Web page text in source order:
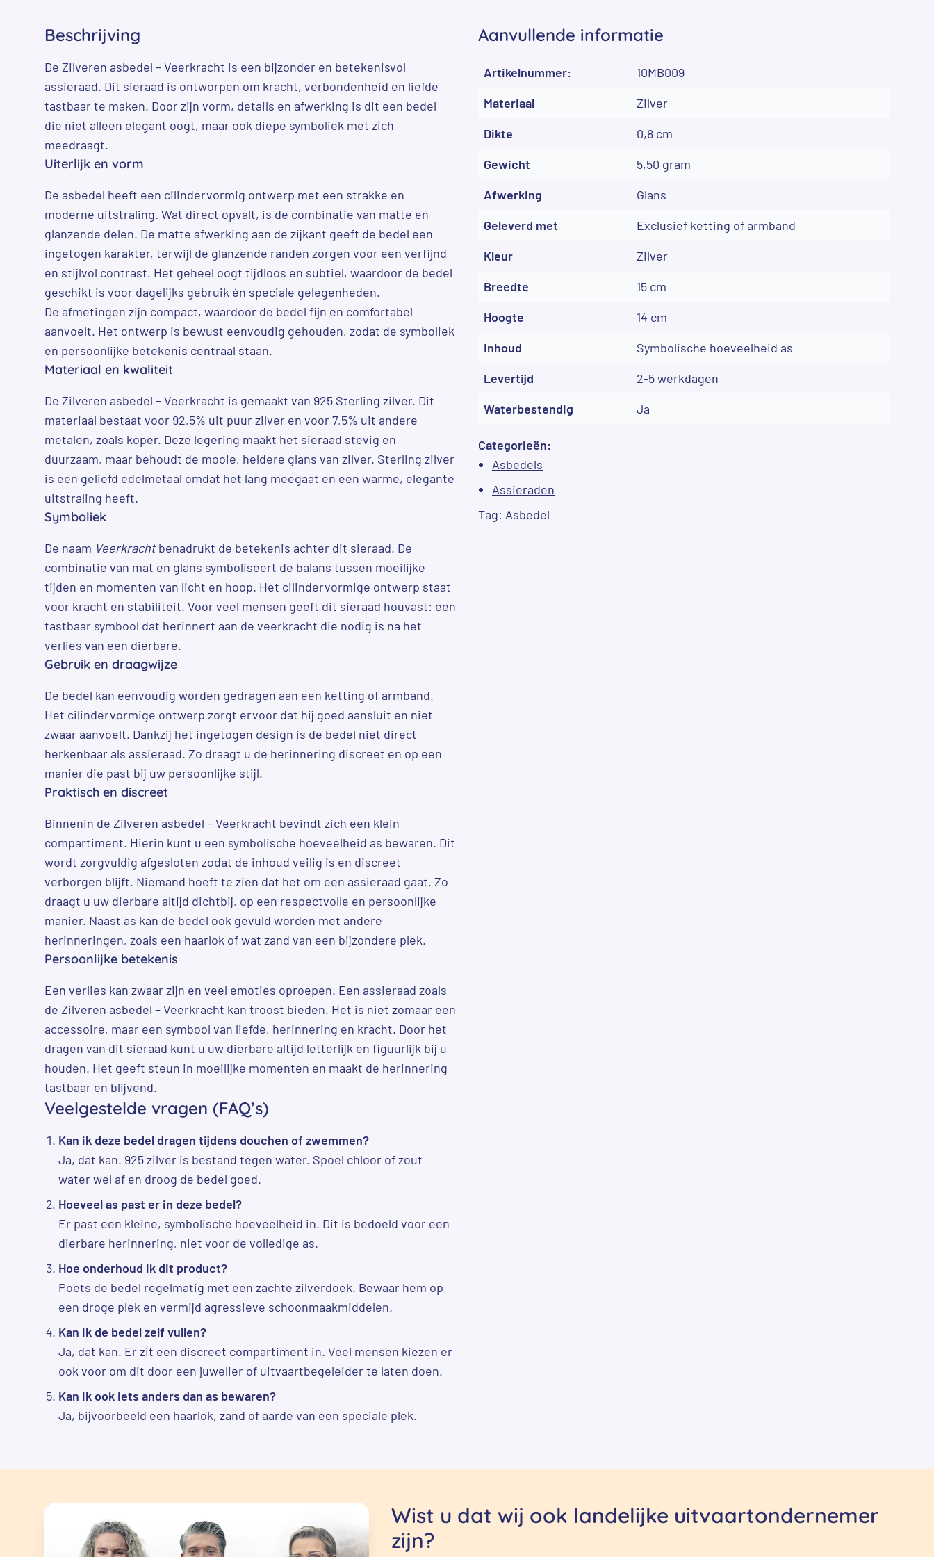
Beschrijving
De Zilveren asbedel – Veerkracht is een bijzonder en betekenisvol
assieraad. Dit sieraad is ontworpen om kracht, verbondenheid en liefde
tastbaar te maken. Door zijn vorm, details en afwerking is dit een bedel
die niet alleen elegant oogt, maar ook diepe symboliek met zich
meedraagt.
Uiterlijk en vorm
De asbedel heeft een cilindervormig ontwerp met een strakke en
moderne uitstraling. Wat direct opvalt, is de combinatie van matte en
glanzende delen. De matte afwerking aan de zijkant geeft de bedel een
ingetogen karakter, terwijl de glanzende randen zorgen voor een verfijnd
en stijlvol contrast. Het geheel oogt tijdloos en subtiel, waardoor de bedel
geschikt is voor dagelijks gebruik én speciale gelegenheden.
De afmetingen zijn compact, waardoor de bedel fijn en comfortabel
aanvoelt. Het ontwerp is bewust eenvoudig gehouden, zodat de symboliek
en persoonlijke betekenis centraal staan.
Materiaal en kwaliteit
De Zilveren asbedel – Veerkracht is gemaakt van 925 Sterling zilver. Dit
materiaal bestaat voor 92,5% uit puur zilver en voor 7,5% uit andere
metalen, zoals koper. Deze legering maakt het sieraad stevig en
duurzaam, maar behoudt de mooie, heldere glans van zilver. Sterling zilver
is een geliefd edelmetaal omdat het lang meegaat en een warme, elegante
uitstraling heeft.
Symboliek
De naam Veerkrachtbenadrukt de betekenis achter dit sieraad. De
combinatie van mat en glans symboliseert de balans tussen moeilijke
tijden en momenten van licht en hoop. Het cilindervormige ontwerp staat
voor kracht en stabiliteit. Voor veel mensen geeft dit sieraad houvast: een
tastbaar symbool dat herinnert aan de veerkracht die nodig is na het
verlies van een dierbare.
Gebruik en draagwijze
De bedel kan eenvoudig worden gedragen aan een ketting of armband.
Het cilindervormige ontwerp zorgt ervoor dat hij goed aansluit en niet
zwaar aanvoelt. Dankzij het ingetogen design is de bedel niet direct
herkenbaar als assieraad. Zo draagt u de herinnering discreet en op een
manier die past bij uw persoonlijke stijl.
Praktisch en discreet
Binnenin de Zilveren asbedel – Veerkracht bevindt zich een klein
compartiment. Hierin kunt u een symbolische hoeveelheid as bewaren. Dit
wordt zorgvuldig afgesloten zodat de inhoud veilig is en discreet
verborgen blijft. Niemand hoeft te zien dat het om een assieraad gaat. Zo
draagt u uw dierbare altijd dichtbij, op een respectvolle en persoonlijke
manier. Naast as kan de bedel ook gevuld worden met andere
herinneringen, zoals een haarlok of wat zand van een bijzondere plek.
Persoonlijke betekenis
Een verlies kan zwaar zijn en veel emoties oproepen. Een assieraad zoals
de Zilveren asbedel – Veerkracht kan troost bieden. Het is niet zomaar een
accessoire, maar een symbool van liefde, herinnering en kracht. Door het
dragen van dit sieraad kunt u uw dierbare altijd letterlijk en figuurlijk bij u
houden. Het geeft steun in moeilijke momenten en maakt de herinnering
tastbaar en blijvend.
Veelgestelde vragen (FAQ’s)
Kan ik deze bedel dragen tijdens douchen of zwemmen?
Ja, dat kan. 925 zilver is bestand tegen water. Spoel chloor of zout
water wel af en droog de bedel goed.
Hoeveel as past er in deze bedel?
Er past een kleine, symbolische hoeveelheid in. Dit is bedoeld voor een
dierbare herinnering, niet voor de volledige as.
Hoe onderhoud ik dit product?
Poets de bedel regelmatig met een zachte zilverdoek. Bewaar hem op
een droge plek en vermijd agressieve schoonmaakmiddelen.
Kan ik de bedel zelf vullen?
Ja, dat kan. Er zit een discreet compartiment in. Veel mensen kiezen er
ook voor om dit door een juwelier of uitvaartbegeleider te laten doen.
Kan ik ook iets anders dan as bewaren?
Ja, bijvoorbeeld een haarlok, zand of aarde van een speciale plek.
Aanvullende informatie
Artikelnummer:
10MB009
Materiaal
Zilver
Dikte
0,8 cm
Gewicht
5,50 gram
Afwerking
Glans
Geleverd met
Exclusief ketting of armband
Kleur
Zilver
Breedte
15 cm
Hoogte
14 cm
Inhoud
Symbolische hoeveelheid as
Levertijd
2-5 werkdagen
Waterbestendig
Ja
Categorieën:
Asbedels
Assieraden
Tag: Asbedel
Wist u dat wij ook landelijke uitvaartondernemer
zijn?